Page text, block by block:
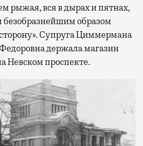
рыжая, вся в дырах и пятнах,
безобразнейшим образом
Супруга Циммермана
держала магазин
Невском проспекте.